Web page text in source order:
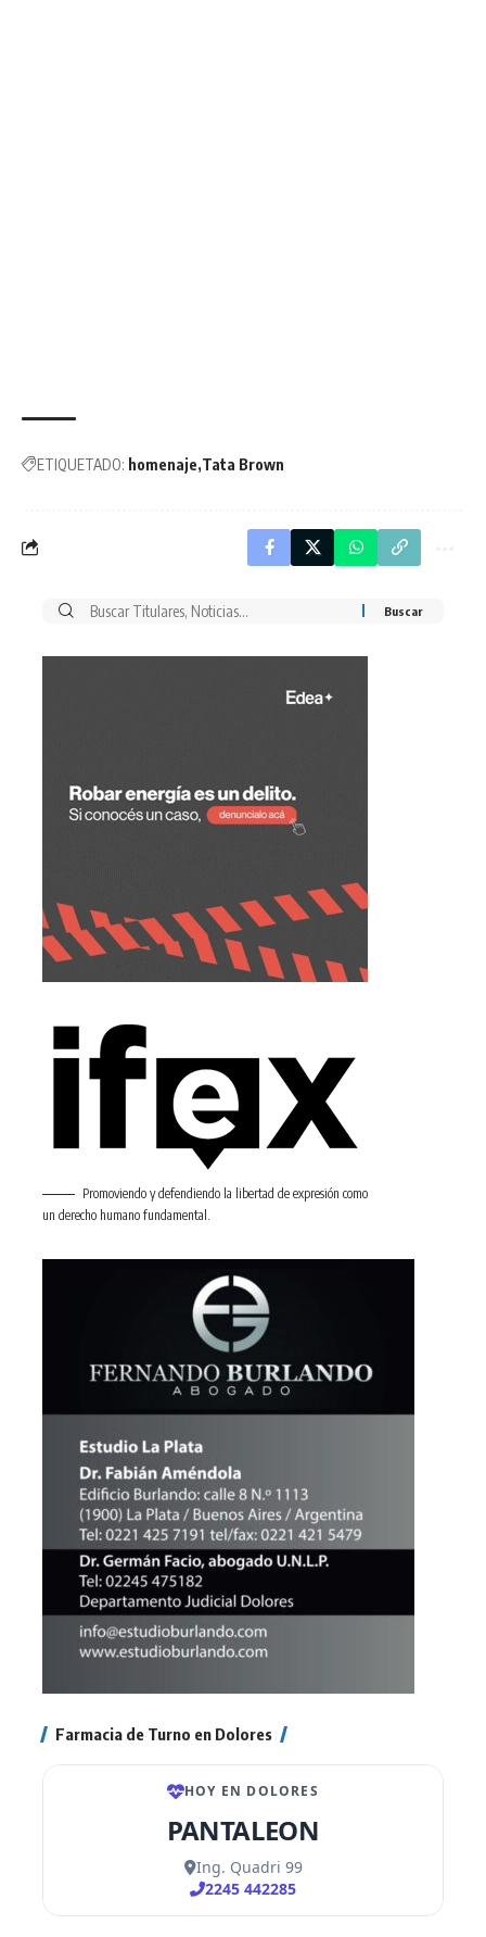
ETIQUETADO: homenaje Tata Brown
Buscar
Promoviendo y defendiendo la libertad de expresión como
un derecho humano fundamental.
Farmacia de Turno en Dolores